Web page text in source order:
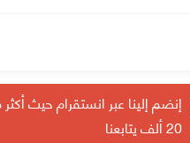
ثقافة معرض
إنضم إلينا عبر انستقرام حيث
20 ألف يتابعنا